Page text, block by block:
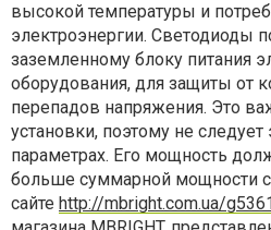
высокой температуры и
электроэнергии. Светодиоды
заземленному блоку питания
оборудования, для защиты от
перепадов напряжения. Это
установки, поэтому не
параметрах. Его мощность
больше суммарной мощности
сайте http://mbright.com.ua/